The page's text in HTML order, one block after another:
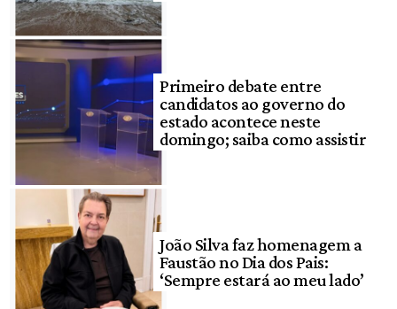
Primeiro debate entre
candidatos ao governo do
estado acontece neste
domingo; saiba como assistir
João Silva faz homenagem a
Faustão no Dia dos Pais:
‘Sempre estará ao meu lado’